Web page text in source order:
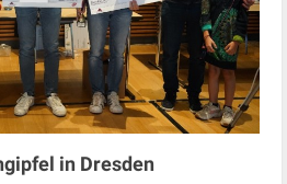
in Dresden